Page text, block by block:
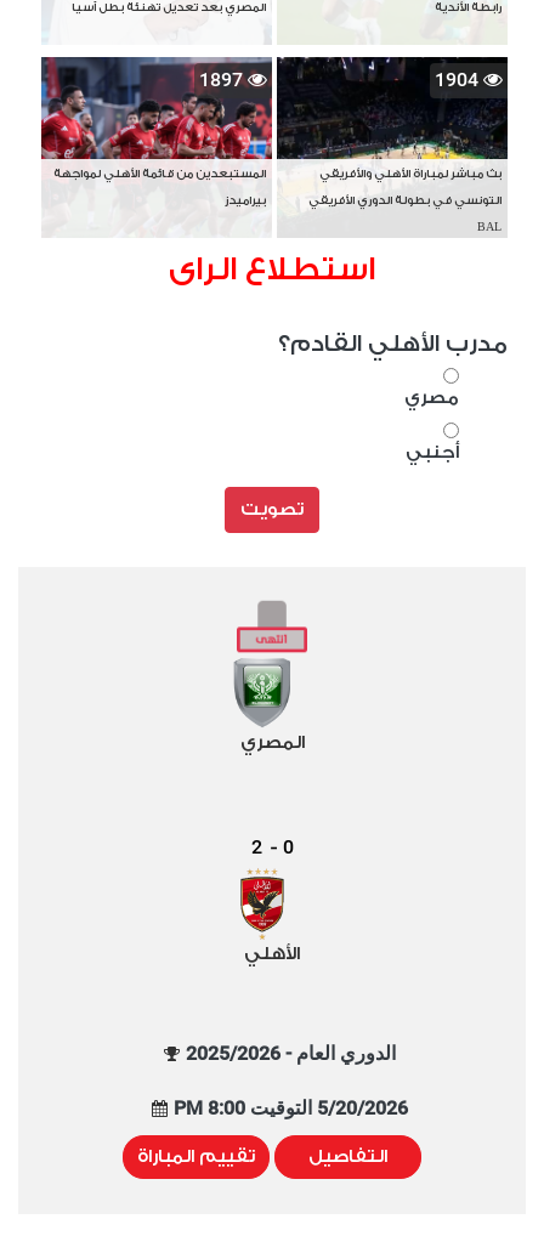
رابطة الأندية المصري بعد تعديل تهنئة بطل آسيا
1904
بث مباشر لمباراة الأهلي والأفريقي
التونسي في بطولة الدوري الأفريقي
BAL
1897
المستبعدين من قائمة الأهلي لمواجهة
بيراميدز
استطلاع الراى
مدرب الأهلي القادم؟
مصري
أجنبي
تصويت
المصري
0
-
2
الأهلي
الدوري العام - 2025/2026
5/20/2026 التوقيت 8:00 PM
التفاصيل تقييم المباراة